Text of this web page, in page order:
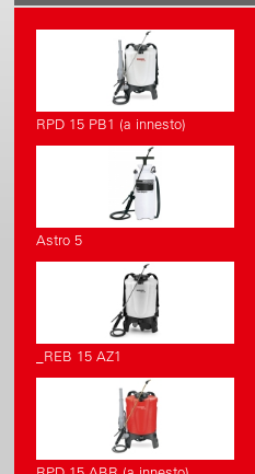
RPD 15 PB1 (a innesto)
Astro 5
_REB 15 AZ1